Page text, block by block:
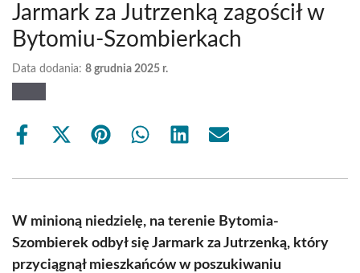
Jarmark za Jutrzenką zagościł w
Bytomiu-Szombierkach
Data dodania: 8 grudnia 2025 r.
Share
Share
(Twitter)
Share Share Share Share
W minioną niedzielę, na terenie Bytomia-
Szombierek odbył się Jarmark za Jutrzenką, który
przyciągnął mieszkańców w poszukiwaniu